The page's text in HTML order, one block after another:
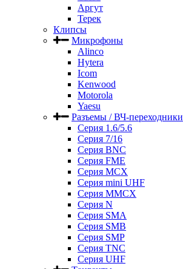
Аргут
Терек
Клипсы
Микрофоны
Alinco
Hytera
Icom
Kenwood
Motorola
Yaesu
Разъемы / ВЧ-переходники
Серия 1.6/5.6
Серия 7/16
Серия BNC
Серия FME
Серия MCX
Серия mini UHF
Серия MMCX
Серия N
Серия SMA
Серия SMB
Серия SMP
Серия TNC
Серия UHF